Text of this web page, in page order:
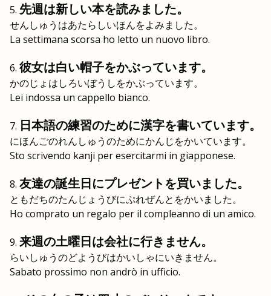
先週は新しい本を読みました。
せんしゅうはあたらしいほんをよみました。
La settimana scorsa ho letto un nuovo libro.
彼女は白い帽子をかぶっています。
かのじょはしろいぼうしをかぶっています。
Lei indossa un cappello bianco.
日本語の練習のために漢字を書いています。
にほんごのれんしゅうのためにかんじをかいています。
Sto scrivendo kanji per esercitarmi in giapponese.
友達の誕生日にプレゼントを買いました。
ともだちのたんじょうびにぷれぜんとをかいました。
Ho comprato un regalo per il compleanno di un amico.
来週の土曜日は会社に行きません。
らいしゅうのどようびはかいしゃにいきません。
Sabato prossimo non andrò in ufficio.